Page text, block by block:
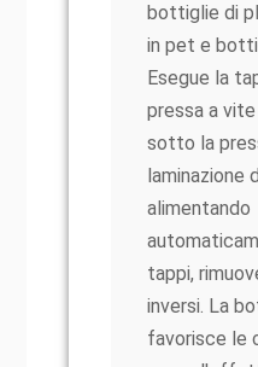
bottiglie di
in pet e
Esegue la
pressa a
sotto la
laminazione
alimentando
tappi,
inversi. La
favorisce le